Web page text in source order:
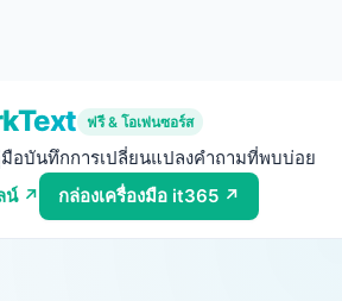
ฟรี & โอเพ่นซอร์ส
อบันทึกการเปลี่ยนแปลงคำถามที่พบบ่อย
น์ ↗
กล่องเครื่องมือ it365 ↗